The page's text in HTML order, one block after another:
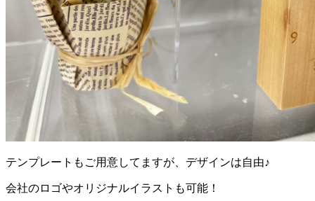
テンプレートもご用意してますが、デザインは自由♪
会社のロゴやオリジナルイラストも可能！